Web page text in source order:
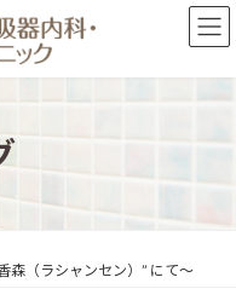
森（ラシャンセン）” にて〜